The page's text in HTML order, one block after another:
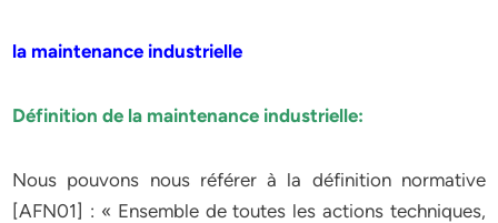
la maintenance industrielle
Définition de la maintenance industrielle:
Nous pouvons nous référer à la définition normative
[AFN01] : « Ensemble de toutes les actions techniques,